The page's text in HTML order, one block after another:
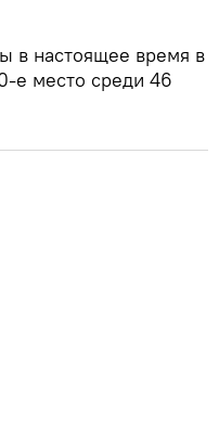
в настоящее время в
е место среди 46